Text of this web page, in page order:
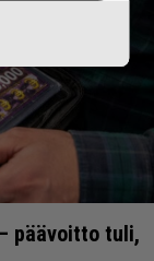
päävoitto tuli,